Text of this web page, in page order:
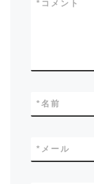
コメント
*
名前
*
メール
*